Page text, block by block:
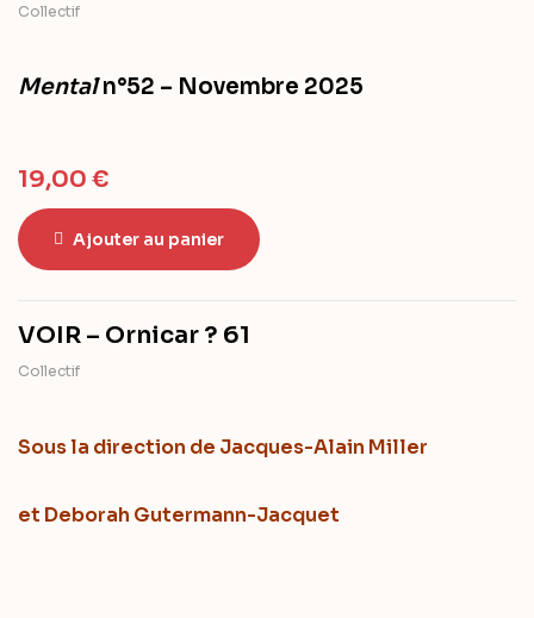
Collectif
Mentaln°52 – Novembre 2025
19,00 €
Ajouter au panier
VOIR – Ornicar ? 61
Collectif
Sous la direction de Jacques-Alain Miller
et Deborah Gutermann-Jacquet